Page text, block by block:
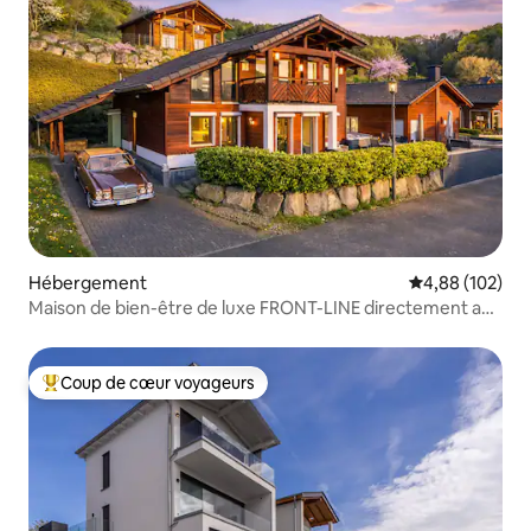
Hébergement Évaluation
4,88 (102)
Maison de bien-être de luxe FRONT-LINE directement au
Coups de cœur voyageurs les plus appréciés
Coup de cœur voyageurs